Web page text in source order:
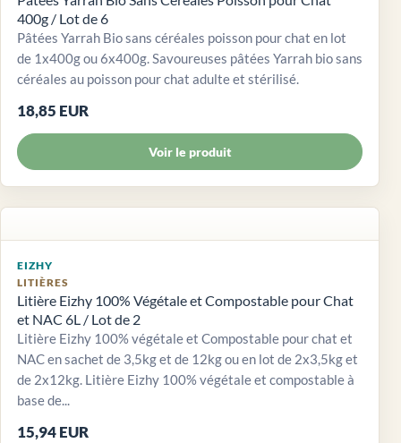
400g / Lot de 6
Pâtées Yarrah Bio sans céréales poisson pour chat en lot
de 1x400g ou 6x400g. Savoureuses pâtées Yarrah bio sans
céréales au poisson pour chat adulte et stérilisé.
18,85 EUR
Voir le produit
EIZHY
LITIÈRES
Litière Eizhy 100% Végétale et Compostable pour Chat
et NAC 6L / Lot de 2
Litière Eizhy 100% végétale et Compostable pour chat et
NAC en sachet de 3,5kg et de 12kg ou en lot de 2x3,5kg et
de 2x12kg. Litière Eizhy 100% végétale et compostable à
base de...
15,94 EUR